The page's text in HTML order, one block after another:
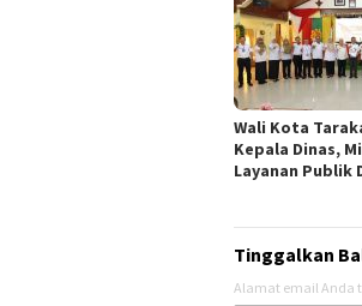
Wali Kota
Kepala Dinas,
Layanan
Tinggalkan
Alamat email Anda